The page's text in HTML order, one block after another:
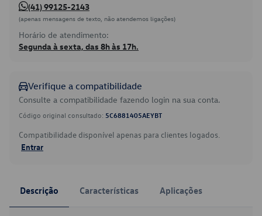
(41) 99125-2143
(apenas mensagens de texto, não atendemos ligações)
Horário de atendimento:
Segunda à sexta, das 8h às 17h.
Verifique a compatibilidade
Consulte a compatibilidade fazendo login na sua conta.
Código original consultado: 5C6881405AEYBT
Compatibilidade disponível apenas para clientes logados.
Entrar
Descrição Características Aplicações